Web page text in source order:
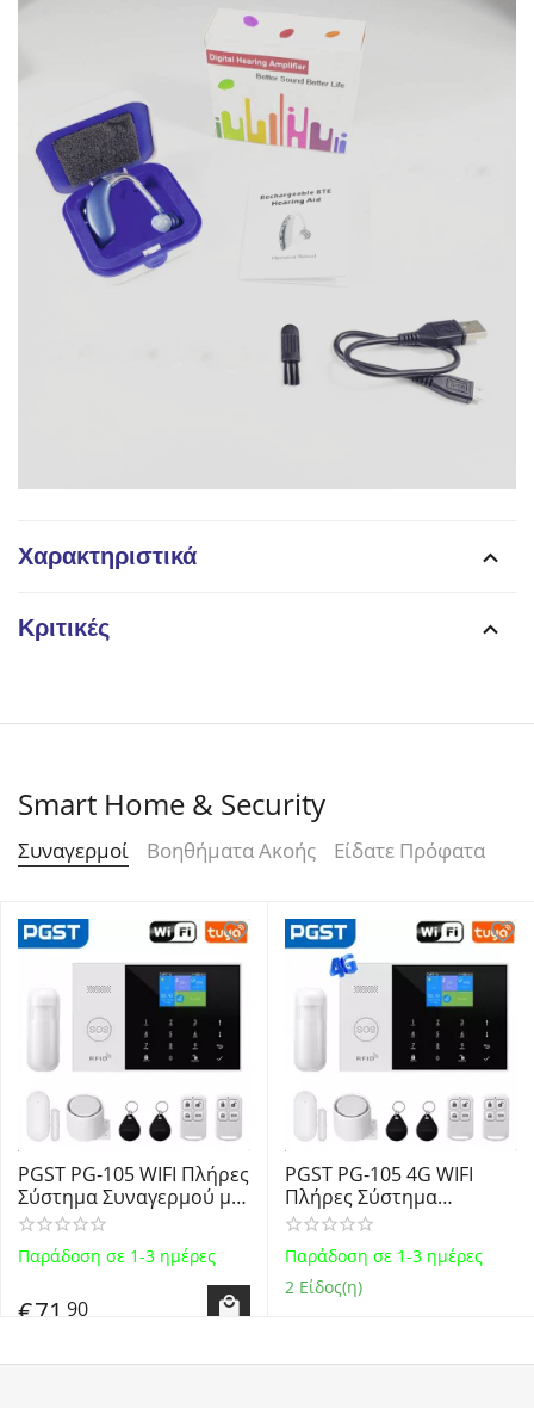
Χαρακτηριστικά
Κριτικές
Smart Home & Security
Συναγερμοί Βοηθήματα Ακοής Είδατε Πρόφατα
PGST PG-105 WIFI Πλήρες
Σύστημα Συναγερμού με
Ανιχνευτή Κίνησης,
Αισθητήρα Πόρτας,
Σειρήνα, 2
Τηλεχειριστήρια, 2 Tags
RFID και έλεγχο μέσω
Παράδοση σε 1-3 ημέρες
€71 90
PGST PG-105 4G WIFI
Πλήρες Σύστημα
Συναγερμού με
Ανιχνευτή Κίνησης,
Αισθητήρα Πόρτας,
Σειρήνα, 2
Παράδοση σε 1-3 ημέρες
2 Είδος(η)